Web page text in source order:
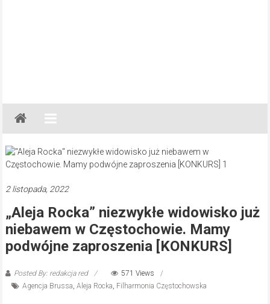
Gazeta
Regionalna
Częstochowa,
Kłobuck,
Myszków
2 listopada, 2022
„Aleja Rocka” niezwykłe widowisko już
niebawem w Częstochowie. Mamy
podwójne zaproszenia [KONKURS]
Posted By: redakcja red
571 Views
Agencja Brussa, Aleja Rocka, Filharmonia Częstochowska